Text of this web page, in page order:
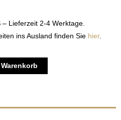
Lieferzeit 2-4 Werktage.
ins Ausland finden Sie hier.